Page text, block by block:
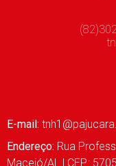
E-mail:
Endereço: Rua
Maceió/AL | CEP.: